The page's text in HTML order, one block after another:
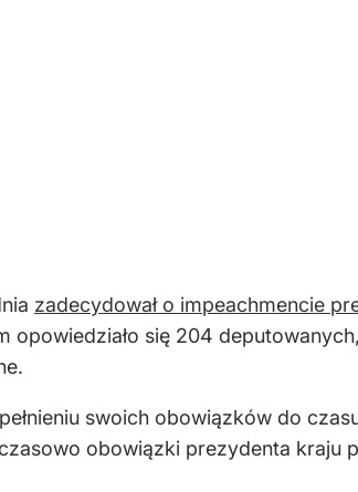
zadecydował o impeachmencie
opowiedziało się 204
swoich obowiązków do
obowiązki prezydenta kraju